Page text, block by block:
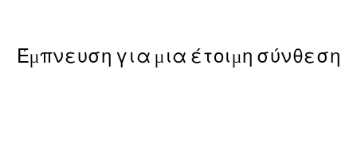
Έμπνευση για μια έτοιμη σύνθεση